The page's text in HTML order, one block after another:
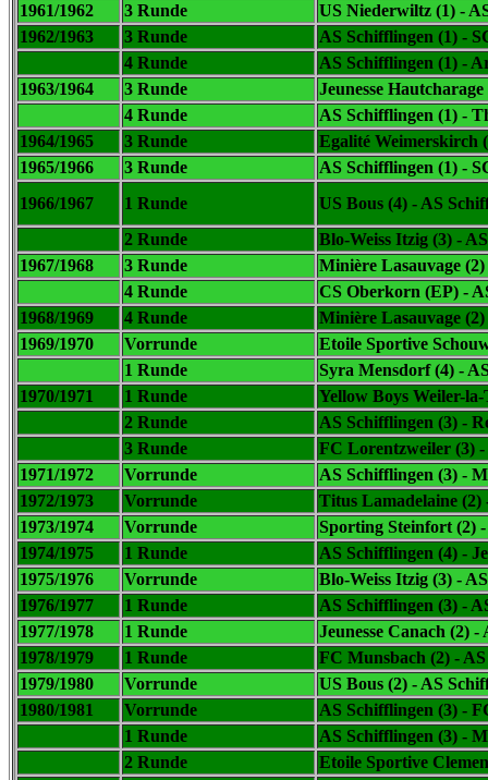
1961/1962
3 Runde
US Niederwiltz (1) -
1962/1963
3 Runde
AS Schifflingen (1) -
4 Runde
AS Schifflingen (1) -
1963/1964
3 Runde
Jeunesse
4 Runde
AS Schifflingen (1) -
1964/1965
3 Runde
Egalité Weimerskirch
1965/1966
3 Runde
AS Schifflingen (1) -
1966/1967
1 Runde US Bous (4) - AS
2 Runde
Blo-Weiss Itzig (3) -
1967/1968
3 Runde
Minière Lasauvage
4 Runde
CS Oberkorn (EP) -
1968/1969
4 Runde
Minière Lasauvage
1969/1970
Vorrunde
Etoile Sportive
1 Runde
Syra Mensdorf (4) -
1970/1971
1 Runde
Yellow Boys Weiler-
2 Runde
AS Schifflingen (3) -
3 Runde
FC Lorentzweiler (3) -
1971/1972
Vorrunde
AS Schifflingen (3) -
1972/1973
Vorrunde
Titus Lamadelaine (2)
1973/1974
Vorrunde
Sporting Steinfort (2) -
1974/1975
1 Runde
AS Schifflingen (4) -
1975/1976
Vorrunde Blo-Weiss Itzig (3) -
1976/1977
1 Runde
AS Schifflingen (3) -
1977/1978
1 Runde Jeunesse Canach (2) -
1978/1979
1 Runde FC Munsbach (2) -
1979/1980
Vorrunde US Bous (2) - AS
1980/1981
Vorrunde
AS Schifflingen (3) -
1 Runde
AS Schifflingen (3) -
2 Runde
Etoile Sportive